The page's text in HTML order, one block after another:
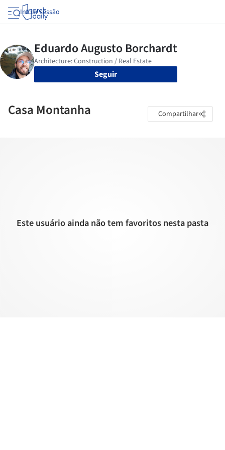
Iniciar sessão
Seguir
Casa Montanha Compartilhar
Este usuário ainda não tem favoritos nesta pasta